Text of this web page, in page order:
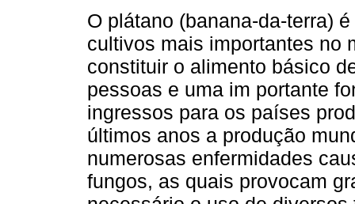
O plátano (banana-da-terra)
cultivos mais importantes no
constituir o alimento básico
pessoas e uma im portante
ingressos para os países
últimos anos a produção
numerosas enfermidades
fungos, as quais provocam